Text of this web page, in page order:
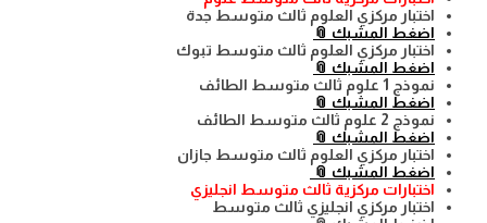
اختبار مركزي العلوم ثالث متوسط جدة
اضغط المشبك 📎
اختبار مركزي العلوم ثالث متوسط تبوك
اضغط المشبك 📎
نموذج 1 علوم ثالث متوسط الطائف
اضغط المشبك 📎
نموذج 2 علوم ثالث متوسط الطائف
اضغط المشبك 📎
اختبار مركزي العلوم ثالث متوسط جازان
اضغط المشبك 📎
اختبارات مركزية ثالث متوسط انجليزي
اختبار مركزي انجليزي ثالث متوسط